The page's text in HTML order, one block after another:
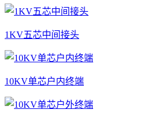
1KV五芯中间接头
10KV单芯户内终端